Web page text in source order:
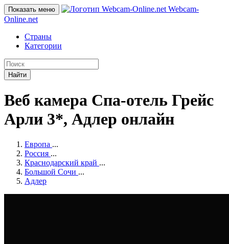
Показать меню
Webcam-
Online.net
Страны
Категории
Найти
Веб камера Спа-отель Грейс
Арли 3*, Адлер онлайн
Европа ...
Россия ...
Краснодарский край ...
Большой Сочи ...
Адлер